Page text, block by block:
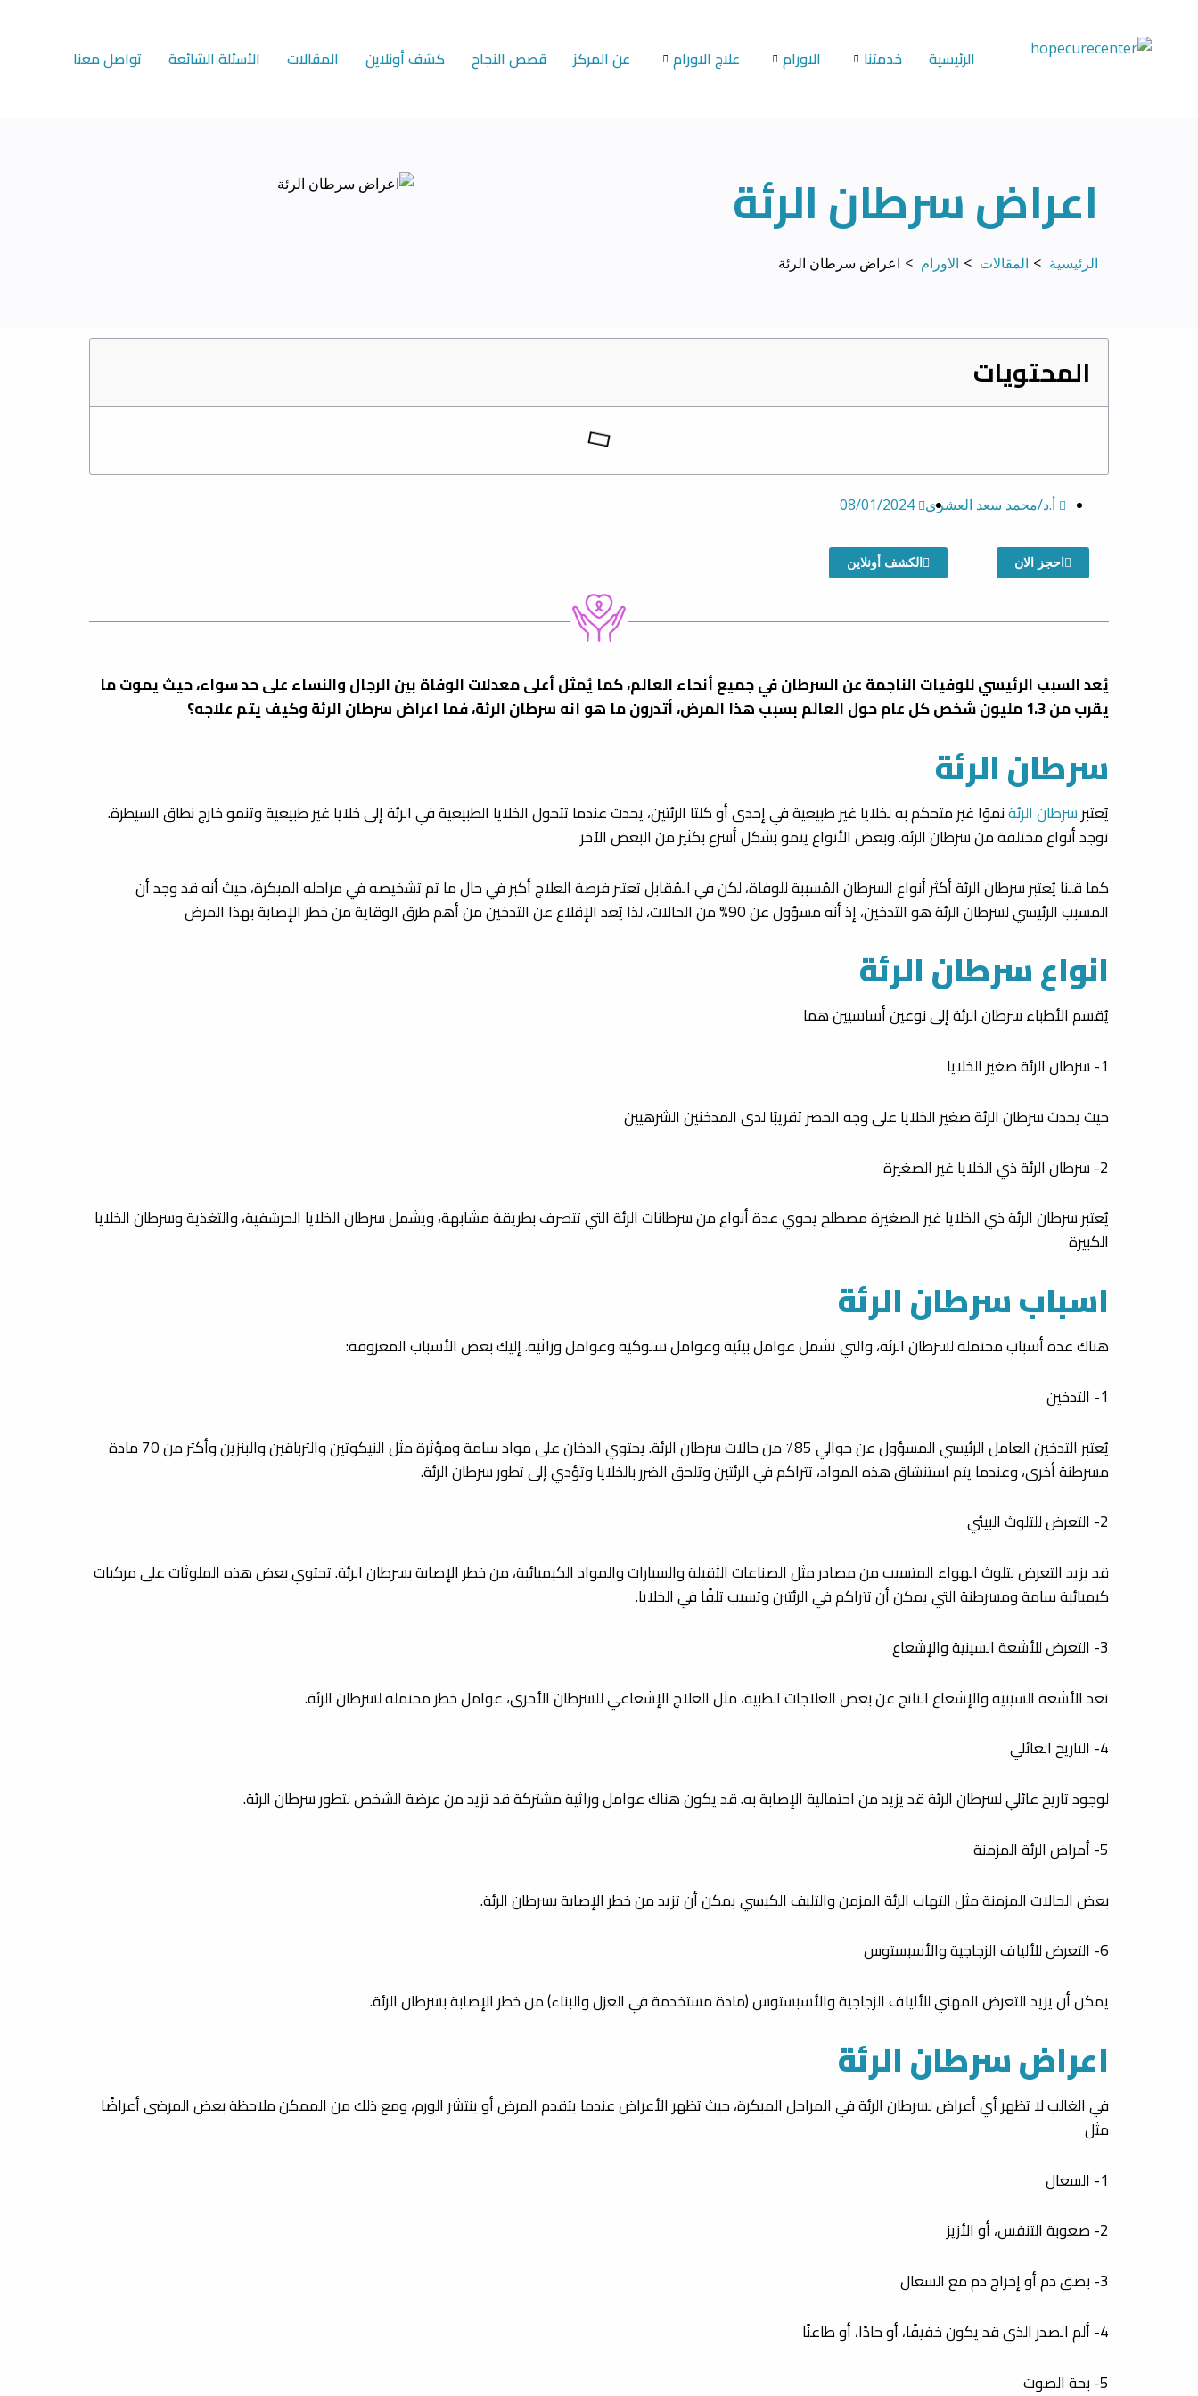
الرئيسية خدمتنا الاورام علاج الاورام عن المركز قصص النجاح كشف أونلاين المقالات الأسئلة الشائعة تواصل معنا
اعراض سرطان الرئة
الرئيسية المقالات الاورام اعراض سرطان الرئة
المحتويات
أ.د/محمد سعد العشري 08/01/2024
احجز الان الكشف أونلاين
يُعد السبب الرئيسي للوفيات الناجمة عن السرطان في جميع أنحاء العالم، كما يُمثل أعلى معدلات الوفاة بين الرجال والنساء على حد سواء، حيث يموت ما
يقرب من 1.3 مليون شخص كل عام حول العالم بسبب هذا المرض، أتدرون ما هو انه سرطان الرئة، فما اعراض سرطان الرئة وكيف يتم علاجه؟
سرطان الرئة
يُعتبرسرطان الرئةنموًا غير متحكم به لخلايا غير طبيعية في إحدى أو كلتا الرئتين، يحدث عندما تتحول الخلايا الطبيعية في الرئة إلى خلايا غير طبيعية وتنمو خارج نطاق السيطرة.
توجد أنواع مختلفة من سرطان الرئة. وبعض الأنواع ينمو بشكل أسرع بكثير من البعض الآخر
كما قلنا يُعتبر سرطان الرئة أكثر أنواع السرطان المُسببة للوفاة، لكن في المُقابل تعتبر فرصة العلاج أكبر في حال ما تم تشخيصه في مراحله المبكرة، حيث أنه قد وجد أن
المسبب الرئيسي لسرطان الرئة هو التدخين، إذ أنه مسؤول عن 90% من الحالات، لذا يُعد الإقلاع عن التدخين من أهم طرق الوقاية من خطر الإصابة بهذا المرض
انواع سرطان الرئة
يُقسم الأطباء سرطان الرئة إلى نوعين أساسيين هما
1- سرطان الرئة صغير الخلايا
حيث يحدث سرطان الرئة صغير الخلايا على وجه الحصر تقريبًا لدى المدخنين الشرهيين
2- سرطان الرئة ذي الخلايا غير الصغيرة
يُعتبر سرطان الرئة ذي الخلايا غير الصغيرة مصطلح يحوي عدة أنواع من سرطانات الرئة التي تتصرف بطريقة مشابهة، ويشمل سرطان الخلايا الحرشفية، والتغذية وسرطان الخلايا
الكبيرة
اسباب سرطان الرئة
هناك عدة أسباب محتملة لسرطان الرئة، والتي تشمل عوامل بيئية وعوامل سلوكية وعوامل وراثية. إليك بعض الأسباب المعروفة:
1- التدخين
يُعتبر التدخين العامل الرئيسي المسؤول عن حوالي 85٪ من حالات سرطان الرئة. يحتوي الدخان على مواد سامة ومؤثرة مثل النيكوتين والترباقين والبنزين وأكثر من 70 مادة
مسرطنة أخرى، وعندما يتم استنشاق هذه المواد، تتراكم في الرئتين وتلحق الضرر بالخلايا وتؤدي إلى تطور سرطان الرئة.
2- التعرض للتلوث البيئي
قد يزيد التعرض لتلوث الهواء المتسبب من مصادر مثل الصناعات الثقيلة والسيارات والمواد الكيميائية، من خطر الإصابة بسرطان الرئة. تحتوي بعض هذه الملوثات على مركبات
كيميائية سامة ومسرطنة التي يمكن أن تتراكم في الرئتين وتسبب تلفًا في الخلايا.
3- التعرض للأشعة السينية والإشعاع
تعد الأشعة السينية والإشعاع الناتج عن بعض العلاجات الطبية، مثل العلاج الإشعاعي للسرطان الأخرى، عوامل خطر محتملة لسرطان الرئة.
4- التاريخ العائلي
لوجود تاريخ عائلي لسرطان الرئة قد يزيد من احتمالية الإصابة به. قد يكون هناك عوامل وراثية مشتركة قد تزيد من عرضة الشخص لتطور سرطان الرئة.
5- أمراض الرئة المزمنة
بعض الحالات المزمنة مثل التهاب الرئة المزمن والتليف الكيسي يمكن أن تزيد من خطر الإصابة بسرطان الرئة.
6- التعرض للألياف الزجاجية والأسبستوس
يمكن أن يزيد التعرض المهني للألياف الزجاجية والأسبستوس (مادة مستخدمة في العزل والبناء) من خطر الإصابة بسرطان الرئة.
اعراض سرطان الرئة
في الغالب لا تظهر أي أعراض لسرطان الرئة في المراحل المبكرة، حيث تظهر الأعراض عندما يتقدم المرض أو ينتشر الورم، ومع ذلك من الممكن ملاحظة بعض المرضى أعراضًا
مثل
1- السعال
2- صعوبة التنفس، أو الأزيز
3- بصق دم أو إخراج دم مع السعال
4- ألم الصدر الذي قد يكون خفيفًا، أو حادًا، أو طاعنًا
5- بحة الصوت